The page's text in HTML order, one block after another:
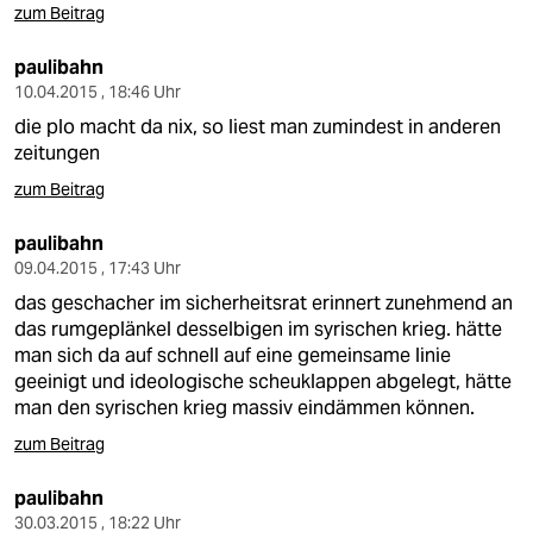
zum Beitrag
paulibahn
10.04.2015 , 18:46 Uhr
die plo macht da nix, so liest man zumindest in anderen
zeitungen
zum Beitrag
paulibahn
09.04.2015 , 17:43 Uhr
das geschacher im sicherheitsrat erinnert zunehmend an
das rumgeplänkel desselbigen im syrischen krieg. hätte
man sich da auf schnell auf eine gemeinsame linie
geeinigt und ideologische scheuklappen abgelegt, hätte
man den syrischen krieg massiv eindämmen können.
zum Beitrag
paulibahn
30.03.2015 , 18:22 Uhr